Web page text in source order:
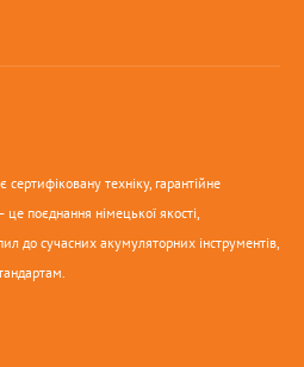
техніку, гарантійне
поєднання німецької якості,
до сучасних акумуляторних інструментів,